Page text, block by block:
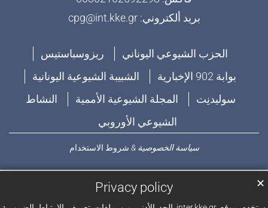
Privacy policy ✕
بريد ألكتروني: cpg@int.kke.gr
الحزب الشيوعي اليوناني
ريزوسباستيس
بوابة 902 الإخبارية
الشبيبة الشيوعية اليونانية
سوليدنِت
المجلة الشيوعية الأممية
النشاط
الشيوعي الأوروبي
سياسة الخصوصية & شروط الاستخدام